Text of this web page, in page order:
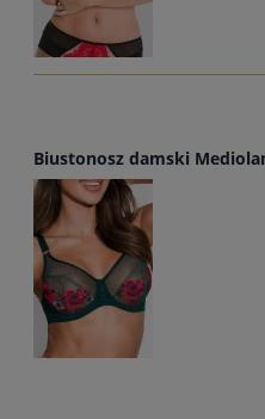
Biustonosz damski